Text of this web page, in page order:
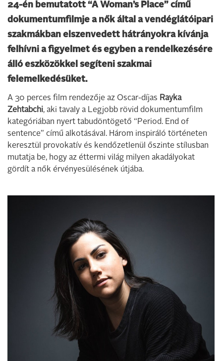
24-én bemutatott “A Woman’s Place” című
dokumentumfilmje a nők által a vendéglátóipari
szakmákban elszenvedett hátrányokra kívánja
felhívni a figyelmet és egyben a rendelkezésére
álló eszközökkel segíteni szakmai
felemelkedésüket.
A 30 perces film rendezője az Oscar-díjas Rayka
Zehtabchi, aki tavaly a Legjobb rövid dokumentumfilm
kategóriában nyert tabudöntögető “Period. End of
sentence” című alkotásával. Három inspiráló történeten
keresztül provokatív és kendőzetlenül őszinte stílusban
mutatja be, hogy az éttermi világ milyen akadályokat
gördít a nők érvényesülésének útjába.